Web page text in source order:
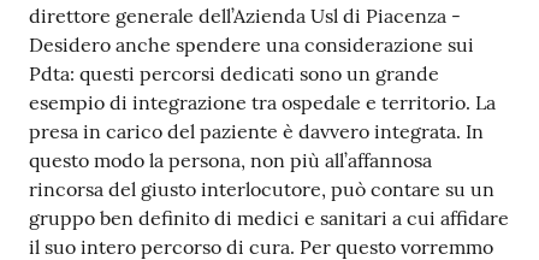
direttore generale dell’Azienda Usl di Piacenza -
Desidero anche spendere una considerazione sui
Pdta: questi percorsi dedicati sono un grande
esempio di integrazione tra ospedale e territorio. La
presa in carico del paziente è davvero integrata. In
questo modo la persona, non più all’affannosa
rincorsa del giusto interlocutore, può contare su un
gruppo ben definito di medici e sanitari a cui affidare
il suo intero percorso di cura. Per questo vorremmo